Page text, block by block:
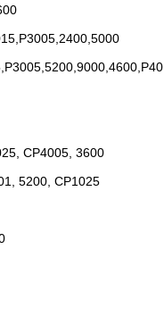
CP4005, 3600
5200, CP1025